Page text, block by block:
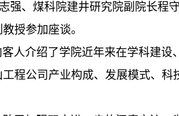
、煤科院建井研究院副院长程
授参加座谈。
人介绍了学院近年来在学科建设、
程公司产业构成、发展模式、科